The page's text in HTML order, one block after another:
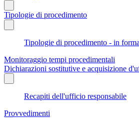
Tipologie di procedimento
Tipologie di procedimento - in
Monitoraggio tempi procedimentali
Dichiarazioni sostitutive e acquisizione
Recapiti dell'ufficio responsabile
Provvedimenti